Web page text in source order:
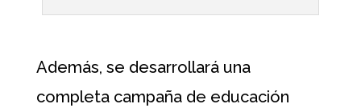
Además, se desarrollará una
completa campaña de educación